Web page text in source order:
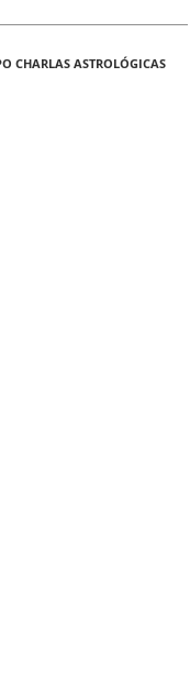
CHARLAS ASTROLÓGICAS